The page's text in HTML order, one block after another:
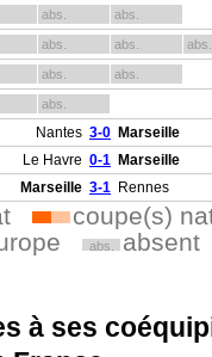
abs. abs.
abs. abs. abs.
abs. abs.
abs.
Nantes 3-0 Marseille
Le Havre 0-1 Marseille
Marseille 3-1 Rennes
coupe(s)
abs. absent
à ses